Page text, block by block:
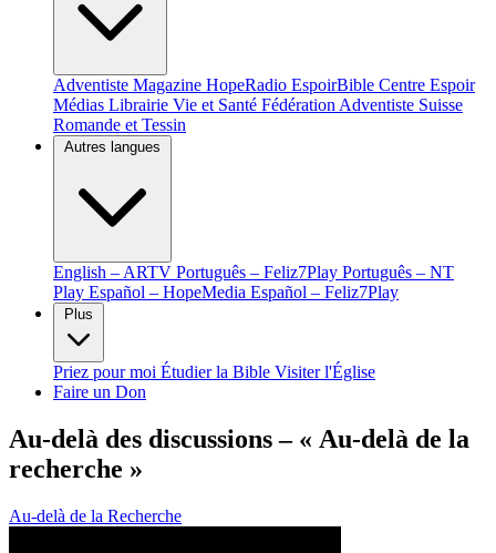
Adventiste Magazine HopeRadio EspoirBible Centre Espoir
Médias Librairie Vie et Santé Fédération Adventiste Suisse
Romande et Tessin
Autres langues
English – ARTV Português – Feliz7Play Português – NT
Play Español – HopeMedia Español – Feliz7Play
Plus
Priez pour moi Étudier la Bible Visiter l'Église
Faire un Don
Au-delà des discussions – « Au-delà de la
recherche »
Au-delà de la Recherche